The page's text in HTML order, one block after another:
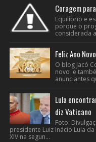
Coragem
Equilíbrio e
porque o
considerada
Feliz Ano
O blog Jacó
novo e
anunciantes
Lula
diz Vaticano
Foto:
presidente Luiz Inácio Lula
XIV na segun...